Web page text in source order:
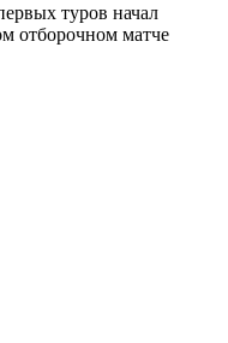
туров начал
отборочном матче